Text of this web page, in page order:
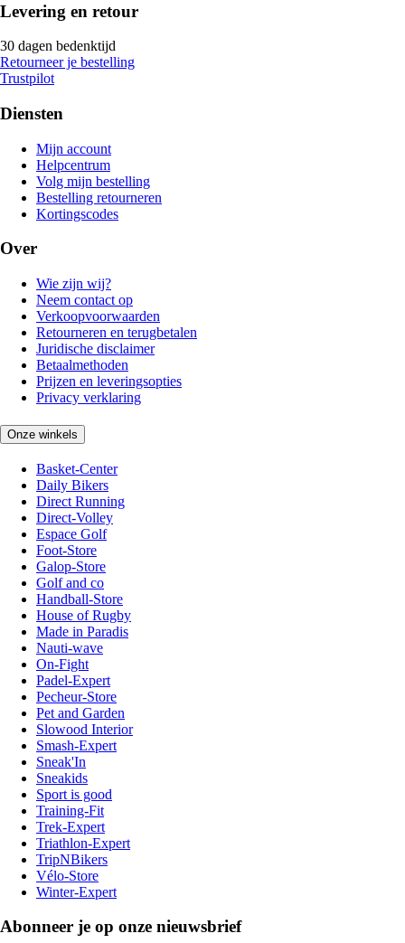
Levering en retour
30 dagen bedenktijd
Retourneer je bestelling
Trustpilot
Diensten
Mijn account
Helpcentrum
Volg mijn bestelling
Bestelling retourneren
Kortingscodes
Over
Wie zijn wij?
Neem contact op
Verkoopvoorwaarden
Retourneren en terugbetalen
Juridische disclaimer
Betaalmethoden
Prijzen en leveringsopties
Privacy verklaring
Onze winkels
Basket-Center
Daily Bikers
Direct Running
Direct-Volley
Espace Golf
Foot-Store
Galop-Store
Golf and co
Handball-Store
House of Rugby
Made in Paradis
Nauti-wave
On-Fight
Padel-Expert
Pecheur-Store
Pet and Garden
Slowood Interior
Smash-Expert
Sneak'In
Sneakids
Sport is good
Training-Fit
Trek-Expert
Triathlon-Expert
TripNBikers
Vélo-Store
Winter-Expert
Abonneer je op onze nieuwsbrief